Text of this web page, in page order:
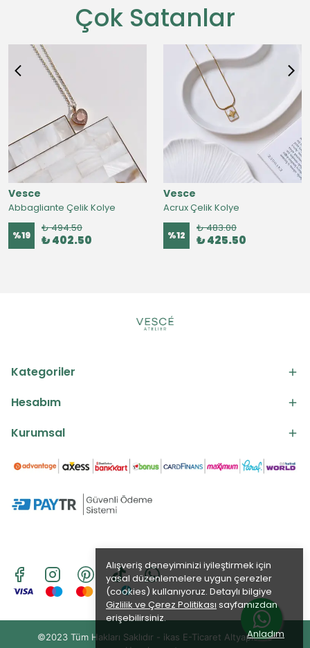
Alışveriş deneyiminizi iyileştirmek için
yasal düzenlemelere uygun çerezler
(cookies) kullanıyoruz. Detaylı bilgiye
Gizlilik ve Çerez Politikası sayfamızdan
erişebilirsiniz.
Anladım
Çok Satanlar
Vesce
Abbagliante Çelik Kolye
%19
₺ 494.50
₺ 402.50
Vesce
Acrux Çelik Kolye
%12
₺ 483.00
₺ 425.50
Kategoriler
Hesabım
Kurumsal
©2023 Tüm Hakları Saklıdır - ikas E-Ticaret Altyapısı ile